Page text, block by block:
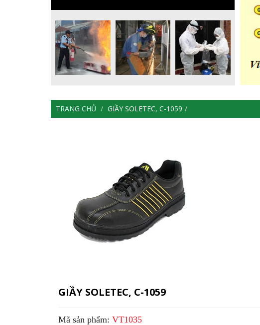
TRANG CHỦ GIẦY SOLETEC, C-1059
GIẦY SOLETEC, C-1059
Mã sản phẩm: VT1035